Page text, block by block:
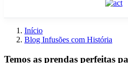
Início
Blog Infusões com História
Temos as prendas perfeitas